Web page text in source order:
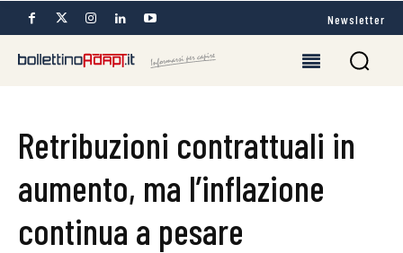
Newsletter
Retribuzioni contrattuali in
aumento, ma l’inflazione
continua a pesare